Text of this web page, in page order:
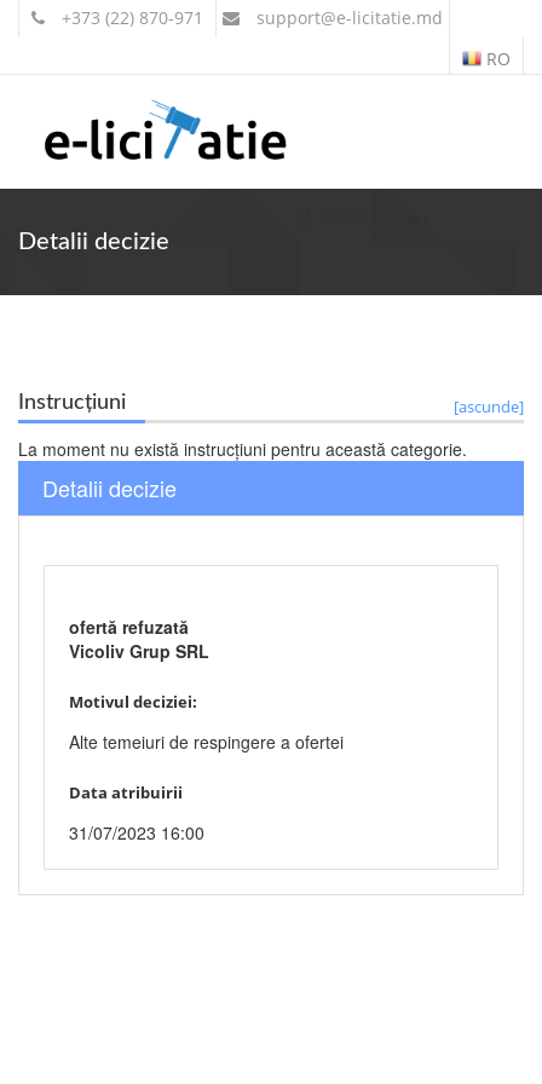
+373 (22) 870-971 support@e-licitatie.md
RO
Detalii decizie
Instrucțiuni [ascunde]
La moment nu există instrucțiuni pentru această categorie.
Detalii decizie
ofertă refuzată
Vicoliv Grup SRL
Motivul deciziei:
Alte temeiuri de respingere a ofertei
Data atribuirii
31/07/2023 16:00